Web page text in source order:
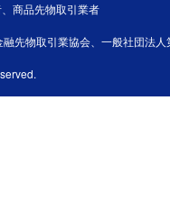
商品先物取引業者
先物取引業協会、一般社団法